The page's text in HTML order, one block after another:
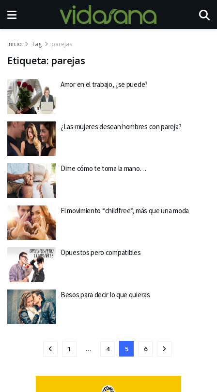
Inicio Tag parejas
Etiqueta: parejas
Amor en el trabajo, ¿se puede?
¿Las mujeres desean hombres con pareja?
Dime cómo te toma la mano…
El movimiento “childfree”, más que una moda
Opuestos pero compatibles
Besos para decir lo que quieras
1 … 4 5 6